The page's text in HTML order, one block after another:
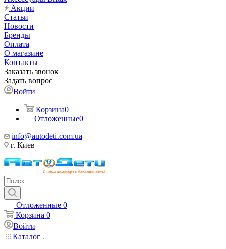
Акции
Статьи
Новости
Бренды
Оплата
О магазине
Контакты
Заказать звонок
Задать вопрос
Войти
Корзина0
Отложенные0
info@autodeti.com.ua
г. Киев
Отложенные 0
Корзина 0
Войти
Каталог